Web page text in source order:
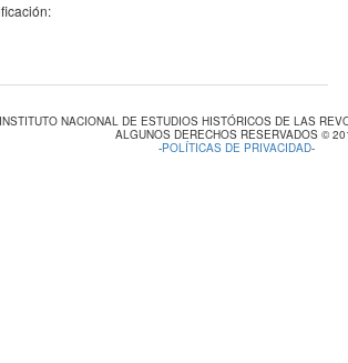
INSTITUTO NACIONAL DE ESTUDIOS HISTÓRICOS DE LAS
ALGUNOS DERECHOS RESERVADOS ©
-POLÍTICAS DE PRIVACIDAD-